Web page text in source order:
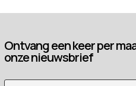
Ontvang een keer per
onze nieuwsbrief